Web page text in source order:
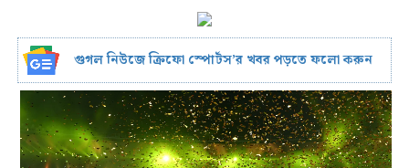
গুগল নিউজে ক্রিফো স্পোর্টস’র খবর পড়তে ফলো করুন